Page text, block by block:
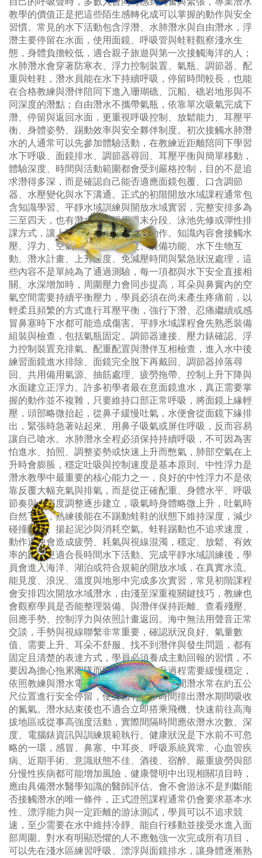
教學的價值正是把這些陌生感轉化成可以掌握的動作與安全
習慣。常見的水下活動包含浮潛、水肺潛水與自由潛水，浮
潛主要停留在水面，使用面鏡、呼吸管與蛙鞋觀察淺水生
態，身體負擔較低，適合親子旅遊與第一次接觸海洋的人；
水肺潛水會穿著防寒衣、浮力控制裝置、氣瓶、調節器、配
重與蛙鞋，潛水員能在水下持續呼吸，停留時間較長，也能
在合格教練與潛伴陪同下進入珊瑚礁、沉船、礁岩地形與不
同深度的潛點；自由潛水不攜帶氣瓶，依靠單次吸氣完成下
潛、停留與返回水面，更重視呼吸控制、放鬆能力、耳壓平
衡、身體姿勢、踢動效率與安全夥伴制度。初次接觸水肺潛
水的人通常可以先參加體驗活動，在教練近距離陪同下學習
水下呼吸、面鏡排水、調節器尋回、耳壓平衡與簡單移動，
體驗深度、時間與活動範圍都會受到嚴格控制，目的不是追
求潛得多深，而是確認自己能否適應面鏡包覆、口含調節
器、水壓變化與水下溝通。正式的初階開放水域課程通常包
含知識學習、平靜水域訓練與開放水域實習，完整安排多為
三至四天，也有潛水中心採用週末分段、泳池先修或彈性排
課方式，讓上班族有充足時間消化動作。知識內容會接觸水
壓、浮力、空氣消耗、潛伴制度、裝備功能、水下生物互
動、潛水計畫、上升速度、免減壓時間與緊急狀況處理，這
些內容不是單純為了通過測驗，每一項都與水下安全直接相
關。水深增加時，周圍壓力會同步提高，耳朵與鼻竇內的空
氣空間需要持續平衡壓力，學員必須在尚未產生疼痛前，以
輕柔且頻繁的方式進行耳壓平衡，強行下潛、忍痛繼續或感
冒鼻塞時下水都可能造成傷害。平靜水域課程會先熟悉裝備
組裝與檢查，包括氣瓶固定、調節器連接、壓力錶確認、浮
力控制裝置充排氣、配重配置與潛伴互相檢查，進入水中後
練習面鏡進水排除、面鏡完全脫下再戴回、調節器掉落尋
回、共用備用氣源、抽筋處理、疲勞拖帶、控制上升下降與
水面建立正浮力。許多初學者最在意面鏡進水，真正需要掌
握的動作並不複雜，只要維持口部正常呼吸，將面鏡上緣輕
壓，頭部略微抬起，從鼻子緩慢吐氣，水便會從面鏡下緣排
出，緊張時急著站起來、用鼻子吸氣或屏住呼吸，反而容易
讓自己嗆水。水肺潛水全程必須保持持續呼吸，不可因為害
怕進水、拍照、調整姿勢或快速上升而憋氣，肺部空氣在上
升時會膨脹，穩定吐吸與控制速度是基本原則。中性浮力是
潛水教學中最重要的核心能力之一，良好的中性浮力不是依
靠反覆大幅充氣與排氣，而是從正確配重、身體水平、呼吸
節奏與小幅度調整逐步建立，吸氣時身體略微上升，吐氣時
自然下降，熟練後能在不踢動蛙鞋的狀態下維持深度，減少
碰撞珊瑚、揚起泥沙與消耗空氣。蛙鞋踢動也不追求速度，
動作過快會造成疲勞、耗氣與視線混濁，穩定、放鬆、有效
率的踢法更適合長時間水下活動。完成平靜水域訓練後，學
員會進入海洋、湖泊或符合規範的開放水域，在真實水流、
能見度、浪況、溫度與地形中完成多次實習，常見初階課程
會安排四次開放水域潛水，由淺至深重複關鍵技巧，教練也
會觀察學員是否能整理裝備、與潛伴保持距離、查看殘壓、
回應手勢、控制浮力與依照計畫返回。海中無法用聲音正常
交談，手勢與視線聯繫非常重要，確認狀況良好、氣量數
值、需要上升、耳朵不舒服、找不到潛伴與發生問題，都有
固定且清楚的表達方式，學員必須養成主動回報的習慣，不
要因為擔心拖累團隊而隱瞞不適。上升過程需要緩慢穩定，
依照教練與潛水電腦錶指示控制速度，休閒潛水常在約五公
尺位置進行安全停留，使身體有更多時間排出潛水期間吸收
的氮氣。潛水結束後也不適合立即搭乘飛機、快速前往高海
拔地區或從事高強度活動，實際間隔時間應依潛水次數、深
度、電腦錶資訊與訓練規範執行。健康狀況是下水前不可忽
略的一環，感冒、鼻塞、中耳炎、呼吸系統異常、心血管疾
病、近期手術、意識狀態不佳、酒後、宿醉、嚴重疲勞與部
分慢性疾病都可能增加風險，健康聲明中出現相關項目時，
應由具備潛水醫學知識的醫師評估。會不會游泳不是判斷能
否接觸潛水的唯一條件，正式證照課程通常仍會要求基本水
性、漂浮能力與一定距離的游泳測試，學員可以不追求競
速，至少需要在水中維持冷靜、能自行移動並接受水進入面
部周圍。對水有明顯恐懼的人不應勉強一次完成所有項目，
可以先在淺水區練習呼吸、漂浮與面鏡排水，讓身體逐漸熟